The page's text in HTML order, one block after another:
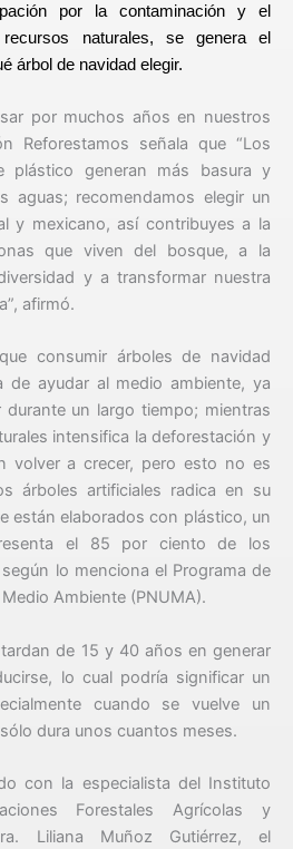
por la contaminación y el
naturales, se genera el
árbol de navidad elegir.
por muchos años en nuestros
Reforestamos señala que “Los
plástico generan más basura y
aguas; recomendamos elegir un
y mexicano, así contribuyes a la
que viven del bosque, a la
y a transformar nuestra
afirmó.
consumir árboles de navidad
de ayudar al medio ambiente, ya
durante un largo tiempo; mientras
intensifica la deforestación y
volver a crecer, pero esto no es
árboles artificiales radica en su
están elaborados con plástico, un
el 85 por ciento de los
lo menciona el Programa de
Ambiente (PNUMA).
de 15 y 40 años en generar
lo cual podría significar un
cuando se vuelve un
dura unos cuantos meses.
con la especialista del Instituto
Forestales Agrícolas y
Liliana Muñoz Gutiérrez, el